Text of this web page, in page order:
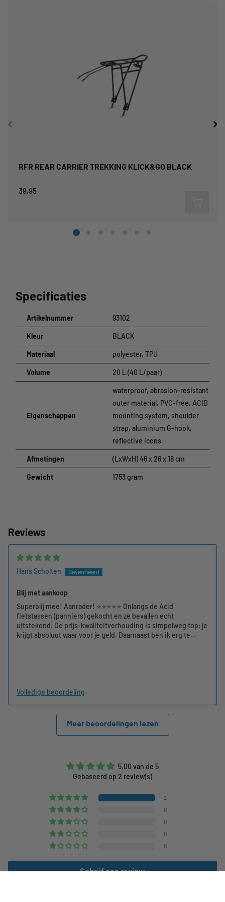
RFR REAR CARRIER TREKKING KLICK&GO BLACK
39,95
Specificaties
Artikelnummer 93102
Kleur BLACK
Materiaal polyester, TPU
Volume 20 L (40 L/paar)
Eigenschappen
waterproof, abrasion-resistant
outer material, PVC-free, ACID
mounting system, shoulder
strap, aluminium G-hook,
reflective icons
Afmetingen (LxWxH) 46 x 26 x 18 cm
Gewicht 1753 gram
Reviews
Hans Scholten
Blij met aankoop
Superblij mee! Aanrader! ⭐⭐⭐⭐⭐ Onlangs de Acid
fietstassen (panniers) gekocht en ze bevallen echt
uitstekend. De prijs-kwaliteitverhouding is simpelweg top; je
krijgt absoluut waar voor je geld. Daarnaast ben ik erg te
Volledige beoordeling
Meer beoordelingen lezen
5.00 van de 5
Gebaseerd op 2 review(s)
2
0
0
0
0
Schrijf een review